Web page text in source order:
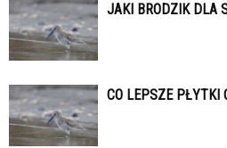
JAKI BRODZIK DLA
CO LEPSZE PŁYTKI